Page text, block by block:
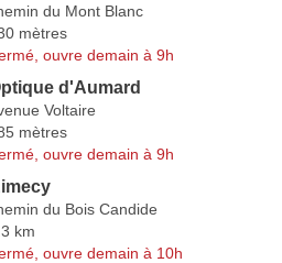
du Mont Blanc
mètres
ouvre demain à 9h
d'Aumard
Voltaire
mètres
ouvre demain à 9h
du Bois Candide
km
ouvre demain à 10h